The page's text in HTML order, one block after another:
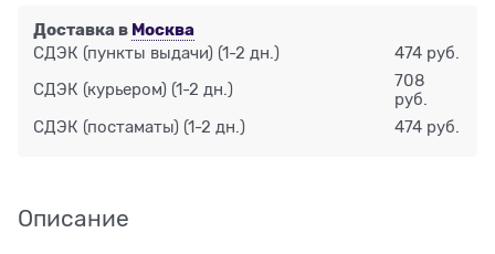
Доставка в Москва
СДЭК (пункты выдачи) (1-2 дн.) 474 руб.
СДЭК (курьером) (1-2 дн.)
708
руб.
СДЭК (постаматы) (1-2 дн.) 474 руб.
Описание